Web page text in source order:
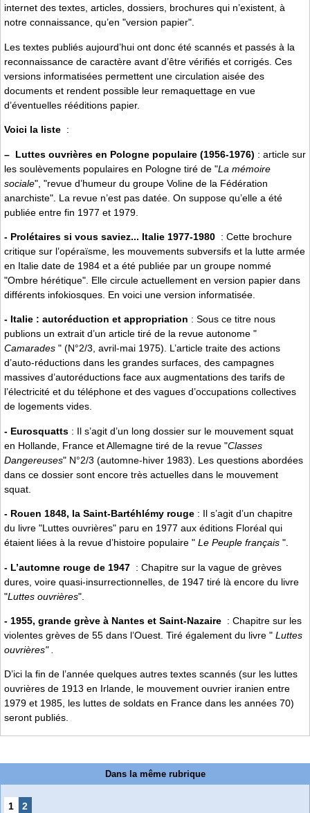
internet des textes, articles, dossiers, brochures qui n’existent, à
notre connaissance, qu’en "version papier".
Les textes publiés aujourd’hui ont donc été scannés et passés à la
reconnaissance de caractère avant d’être vérifiés et corrigés. Ces
versions informatisées permettent une circulation aisée des
documents et rendent possible leur remaquettage en vue
d’éventuelles rééditions papier.
Voici la liste :
– Luttes ouvrières en Pologne populaire (1956-1976) : article sur
les soulèvements populaires en Pologne tiré de "La mémoire
sociale", "revue d’humeur du groupe Voline de la Fédération
anarchiste". La revue n’est pas datée. On suppose qu’elle a été
publiée entre fin 1977 et 1979.
- Prolétaires si vous saviez... Italie 1977-1980 : Cette brochure
critique sur l’opéraïsme, les mouvements subversifs et la lutte armée
en Italie date de 1984 et a été publiée par un groupe nommé
"Ombre hérétique". Elle circule actuellement en version papier dans
différents infokiosques. En voici une version informatisée.
- Italie : autoréduction et appropriation : Sous ce titre nous
publions un extrait d’un article tiré de la revue autonome "
Camarades " (N°2/3, avril-mai 1975). L’article traite des actions
d’auto-réductions dans les grandes surfaces, des campagnes
massives d’autoréductions face aux augmentations des tarifs de
l’électricité et du téléphone et des vagues d’occupations collectives
de logements vides.
- Eurosquatts : Il s’agit d’un long dossier sur le mouvement squat
en Hollande, France et Allemagne tiré de la revue "Classes
Dangereuses" N°2/3 (automne-hiver 1983). Les questions abordées
dans ce dossier sont encore très actuelles dans le mouvement
squat.
- Rouen 1848, la Saint-Bartéhlémy rouge : Il s’agit d’un chapitre
du livre "Luttes ouvrières" paru en 1977 aux éditions Floréal qui
étaient liées à la revue d’histoire populaire " Le Peuple français ".
- L’automne rouge de 1947 : Chapitre sur la vague de grèves
dures, voire quasi-insurrectionnelles, de 1947 tiré là encore du livre
"Luttes ouvrières".
- 1955, grande grève à Nantes et Saint-Nazaire : Chapitre sur les
violentes grèves de 55 dans l’Ouest. Tiré également du livre " Luttes
ouvrières".
D’ici la fin de l’année quelques autres textes scannés (sur les luttes
ouvrières de 1913 en Irlande, le mouvement ouvrier iranien entre
1979 et 1985, les luttes de soldats en France dans les années 70)
seront publiés.
Dans la même rubrique
1 2